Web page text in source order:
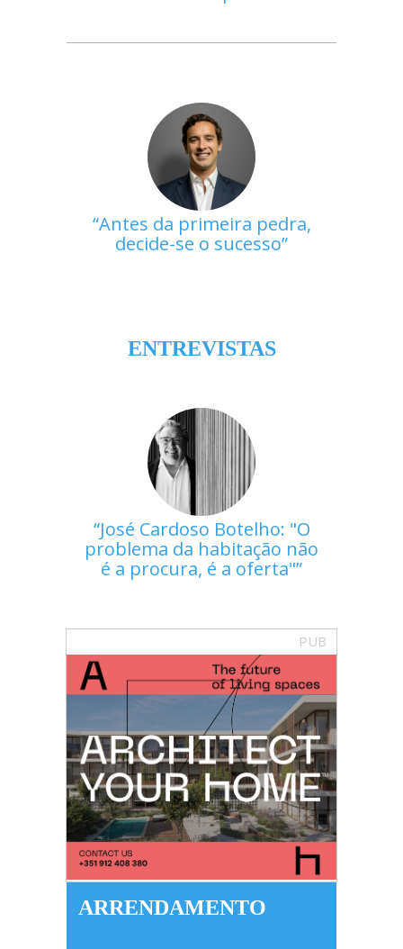
Antes da primeira pedra,
decide-se o sucesso
ENTREVISTAS
José Cardoso Botelho: "O
problema da habitação não
é a procura, é a oferta"
PUB
ARRENDAMENTO